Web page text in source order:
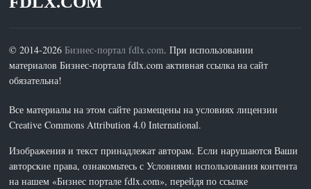
© 2014-2026Бизнес-портал fdlx.com. При использовании
материалов Бизнес-портала fdlx.com активная ссылка на сайт
обязательна!
Все материалы на этом сайте размещены на условиях лицензии
Creative Commons Attribution 4.0 International.
Изображения и текст принадлежат авторам. Если нарушаются Ваши
авторские права, ознакомьтесь с Условиями использования контента
на нашем «Бизнес портале fdlx.com», перейдя по ссылке